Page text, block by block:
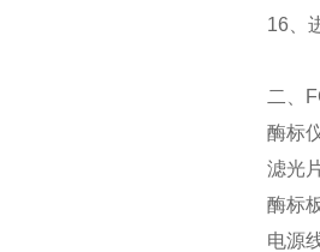
16、
二、
酶标
滤光
酶标
电源